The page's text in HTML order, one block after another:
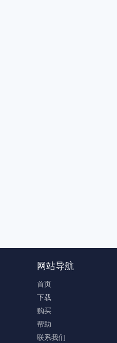
网站导航
首页
下载
购买
帮助
联系我们